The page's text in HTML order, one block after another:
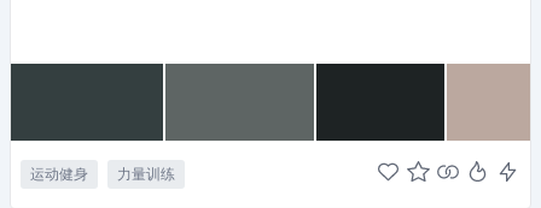
运动健身 力量训练